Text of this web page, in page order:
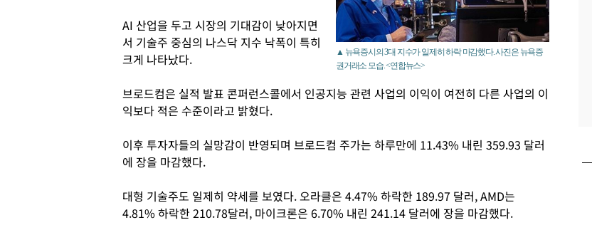
▲ 뉴욕증시의 3대 지수가 일제히 하락 마감했다. 사진은 뉴욕증
권거래소 모습. <연합뉴스>
AI 산업을 두고 시장의 기대감이 낮아지면
서 기술주 중심의 나스닥 지수 낙폭이 특히
크게 나타났다.
브로드컴은 실적 발표 콘퍼런스콜에서 인공지능 관련 사업의 이익이 여전히 다른 사업의 이
익보다 적은 수준이라고 밝혔다.
이후 투자자들의 실망감이 반영되며 브로드컴 주가는 하루만에 11.43% 내린 359.93 달러
에 장을 마감했다.
대형 기술주도 일제히 약세를 보였다. 오라클은 4.47% 하락한 189.97 달러, AMD는
4.81% 하락한 210.78달러, 마이크론은 6.70% 내린 241.14 달러에 장을 마감했다.